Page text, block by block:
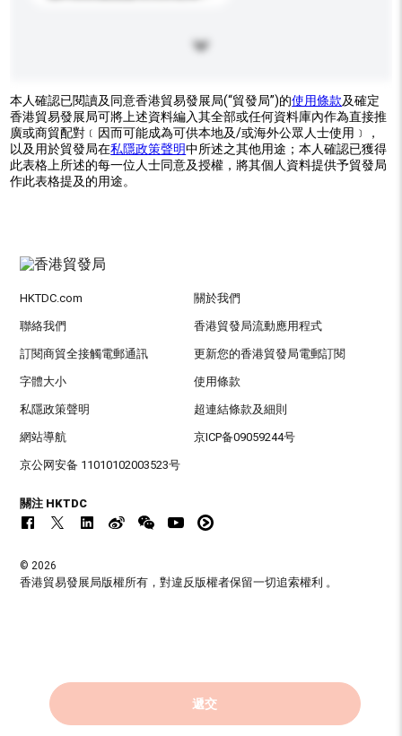
本人確認已閱讀及同意香港貿易發展局(“貿發局”)的使用條款及確定
香港貿易發展局可將上述資料編入其全部或任何資料庫內作為直接推
廣或商貿配對﹝因而可能成為可供本地及/或海外公眾人士使用﹞，
以及用於貿發局在私隱政策聲明中所述之其他用途；本人確認已獲得
此表格上所述的每一位人士同意及授權，將其個人資料提供予貿發局
作此表格提及的用途。
遞交
HKTDC.com 關於我們
聯絡我們 香港貿發局流動應用程式
訂閱商貿全接觸電郵通訊 更新您的香港貿發局電郵訂閱
字體大小 使用條款
私隱政策聲明 超連結條款及細則
網站導航 京ICP备09059244号
京公网安备 11010102003523号
關注 HKTDC
© 2026
香港貿易發展局版權所有，對違反版權者保留一切追索權利 。